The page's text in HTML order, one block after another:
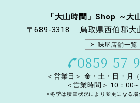
「大山時間」Shop ～大
〒689-3318
鳥取県西伯郡大
味屋店舗一覧
0859-57-
＜営業日＞ 金・土・日・月
＜営業時間＞ 10：00
※冬季は積雪状況により変更になる場